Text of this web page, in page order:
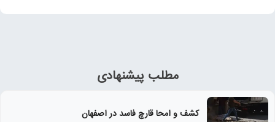
مطلب پیشنهادی
کشف و امحا قارچ فاسد در اصفهان